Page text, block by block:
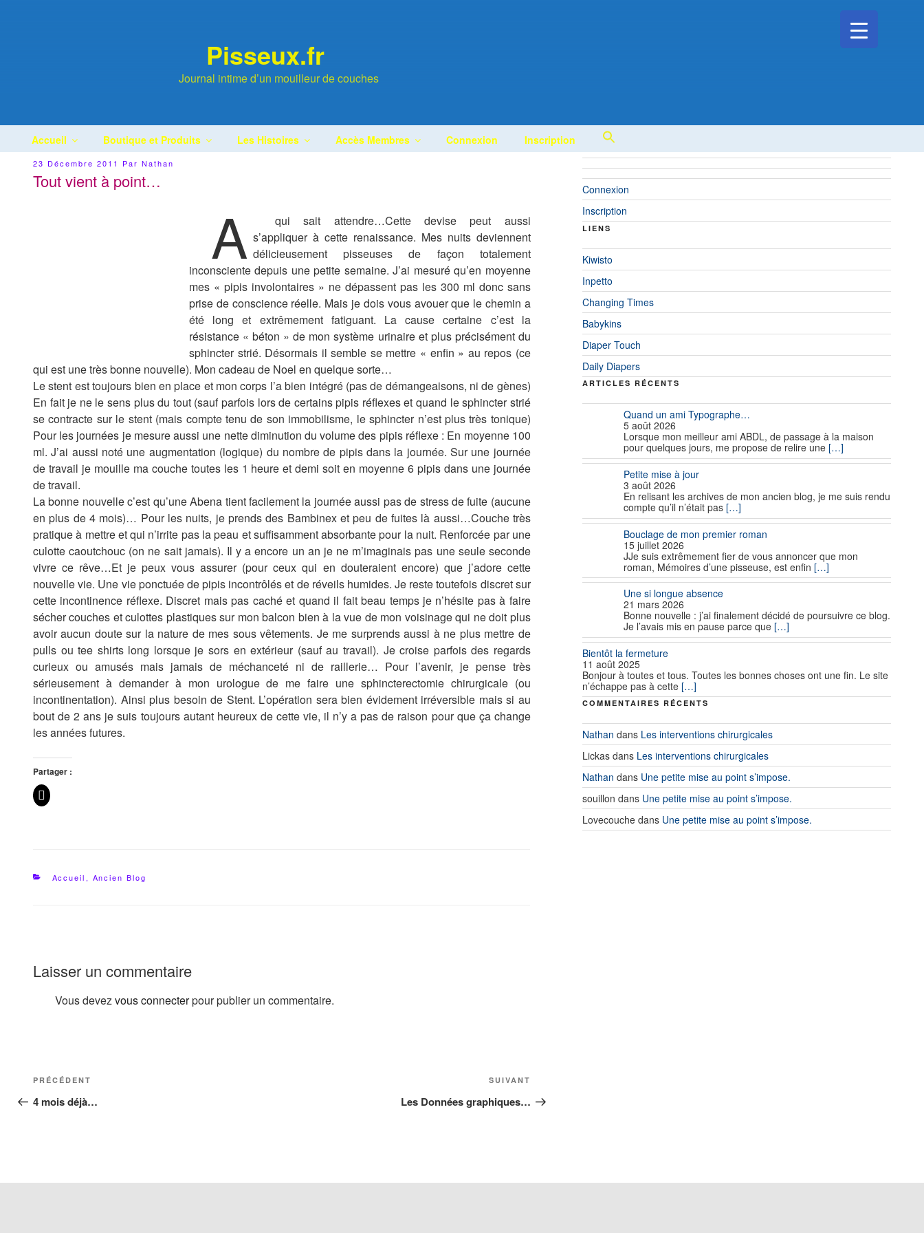
Pisseux.fr
Journal intime d’un mouilleur de couches
Accueil Boutique et Produits Les Histoires Accès Membres Connexion Inscription
Search Button
Publié
23 Décembre 2011 Par Nathan
Tout vient à point…
A
qui sait attendre…Cette devise peut aussi
s’appliquer à cette renaissance. Mes nuits deviennent
délicieusement pisseuses de façon totalement
inconsciente depuis une petite semaine. J’ai mesuré qu’en moyenne
mes « pipis involontaires » ne dépassent pas les 300 ml donc sans
prise de conscience réelle. Mais je dois vous avouer que le chemin a
été long et extrêmement fatiguant. La cause certaine c’est la
résistance « béton » de mon système urinaire et plus précisément du
sphincter strié. Désormais il semble se mettre « enfin » au repos (ce
qui est une très bonne nouvelle). Mon cadeau de Noel en quelque sorte…
Le stent est toujours bien en place et mon corps l’a bien intégré (pas de démangeaisons, ni de gènes)
En fait je ne le sens plus du tout (sauf parfois lors de certains pipis réflexes et quand le sphincter strié
se contracte sur le stent (mais compte tenu de son immobilisme, le sphincter n’est plus très tonique)
Pour les journées je mesure aussi une nette diminution du volume des pipis réflexe : En moyenne 100
ml. J’ai aussi noté une augmentation (logique) du nombre de pipis dans la journée. Sur une journée
de travail je mouille ma couche toutes les 1 heure et demi soit en moyenne 6 pipis dans une journée
de travail.
La bonne nouvelle c’est qu’une Abena tient facilement la journée aussi pas de stress de fuite (aucune
en plus de 4 mois)… Pour les nuits, je prends des Bambinex et peu de fuites là aussi…Couche très
pratique à mettre et qui n’irrite pas la peau et suffisamment absorbante pour la nuit. Renforcée par une
culotte caoutchouc (on ne sait jamais). Il y a encore un an je ne m’imaginais pas une seule seconde
vivre ce rêve…Et je peux vous assurer (pour ceux qui en douteraient encore) que j’adore cette
nouvelle vie. Une vie ponctuée de pipis incontrôlés et de réveils humides. Je reste toutefois discret sur
cette incontinence réflexe. Discret mais pas caché et quand il fait beau temps je n’hésite pas à faire
sécher couches et culottes plastiques sur mon balcon bien à la vue de mon voisinage qui ne doit plus
avoir aucun doute sur la nature de mes sous vêtements. Je me surprends aussi à ne plus mettre de
pulls ou tee shirts long lorsque je sors en extérieur (sauf au travail). Je croise parfois des regards
curieux ou amusés mais jamais de méchanceté ni de raillerie… Pour l’avenir, je pense très
sérieusement à demander à mon urologue de me faire une sphincterectomie chirurgicale (ou
incontinentation). Ainsi plus besoin de Stent. L’opération sera bien évidement irréversible mais si au
bout de 2 ans je suis toujours autant heureux de cette vie, il n’y a pas de raison pour que ça change
les années futures.
Partager :
Catégories
Accueil , Ancien Blog
Laisser un commentaire
Vous devezvous connecterpour publier un commentaire.
Navigation
de
Article
précédent
PRÉCÉDENT
4 mois déjà…
suivant
SUIVANT
Les Données graphiques…
Connexion
Inscription
LIENS
Kiwisto
Inpetto
Changing Times
Babykins
Diaper Touch
Daily Diapers
ARTICLES RÉCENTS
Quand un ami Typographe…
5 août 2026
Lorsque mon meilleur ami ABDL, de passage à la maison
pour quelques jours, me propose de relire une[…]
Petite mise à jour
3 août 2026
En relisant les archives de mon ancien blog, je me suis rendu
compte qu’il n’était pas[…]
Bouclage de mon premier roman
15 juillet 2026
JJe suis extrêmement fier de vous annoncer que mon
roman, Mémoires d’une pisseuse, est enfin[…]
Une si longue absence
21 mars 2026
Bonne nouvelle : j’ai finalement décidé de poursuivre ce blog.
Je l’avais mis en pause parce que[…]
Bientôt la fermeture
11 août 2025
Bonjour à toutes et tous. Toutes les bonnes choses ont une fin. Le site
n’échappe pas à cette […]
COMMENTAIRES RÉCENTS
Nathan dans Les interventions chirurgicales
Lickasdans Les interventions chirurgicales
Nathan dans Une petite mise au point s’impose.
souillon dans Une petite mise au point s’impose.
Lovecouchedans Une petite mise au point s’impose.